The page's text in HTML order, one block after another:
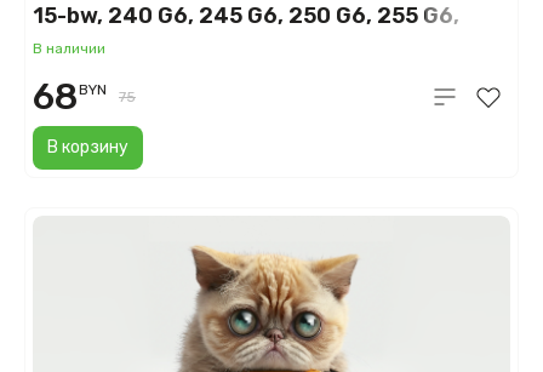
15-bw, 240 G6, 245 G6, 250 G6, 255 G6,
(JC03, JC04), 2600mAh, 14.8V
В наличии
В корзину
68BYN 75